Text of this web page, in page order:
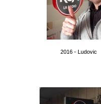
2016 - Ludovic